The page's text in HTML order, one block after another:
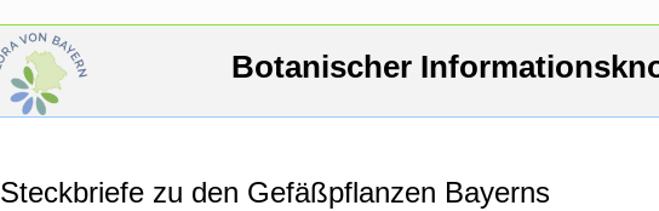
Botanischer
Steckbriefe zu den Gefäßpflanzen Bayerns